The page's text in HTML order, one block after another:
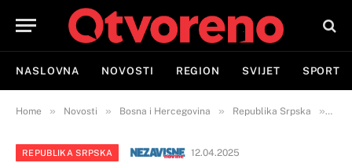
NASLOVNA NOVOSTI REGION SVIJET SPORT
Home » Novosti » Bosna i Hercegovina » Republika Srpska »
REPUBLIKA SRPSKA 12.04.2025